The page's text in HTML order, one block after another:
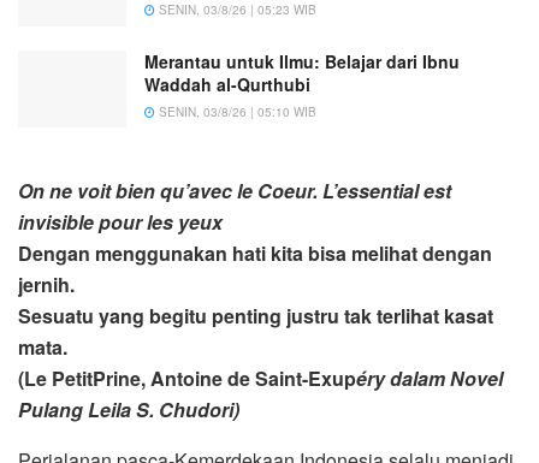
SENIN, 03/8/26 | 05:23 WIB
Merantau untuk Ilmu: Belajar dari Ibnu
Waddah al-Qurthubi
SENIN, 03/8/26 | 05:10 WIB
On ne voit bien qu’avec le Coeur. L’essential est
invisible pour les yeux
Dengan menggunakan hati kita bisa melihat dengan
jernih.
Sesuatu yang begitu penting justru tak terlihat kasat
mata.
(Le PetitPrine, Antoine de Saint-Exupéry dalam Novel
Pulang Leila S. Chudori)